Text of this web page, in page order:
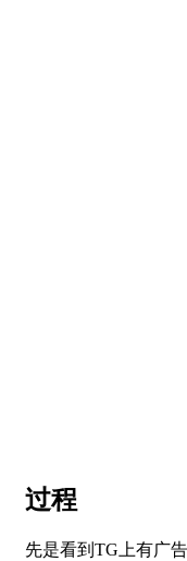
过程
先是看到TG上有广